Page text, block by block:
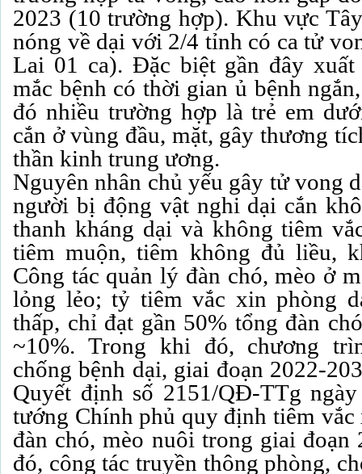
2023 (10 trường hợp). Khu vực
nóng về dại với 2/4 tỉnh có ca tử
Lai 01 ca). Đặc biệt gần đây
mắc bệnh có thời gian ủ bệnh
đó nhiều trường hợp là trẻ em
cắn ở vùng đầu, mặt, gây thương
thần kinh trung ương.
Nguyên nhân chủ yếu gây tử vong
người bị động vật nghi dại cắn
thanh kháng dại và không tiêm
tiêm muộn, tiêm không đủ liều,
Công tác quản lý đàn chó, mèo ở
lỏng lẻo; tỷ tiêm vắc xin phòng
thấp, chỉ đạt gần 50% tổng đàn
~10%. Trong khi đó, chương
chống bệnh dại, giai đoạn 2022-
Quyết định số 2151/QĐ-TTg
tướng Chính phủ quy định tiêm
đàn chó, mèo nuôi trong giai đoạn
đó, công tác truyền thông phòng,